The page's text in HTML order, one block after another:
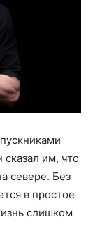
им, что
севере. Без
в простое
слишком